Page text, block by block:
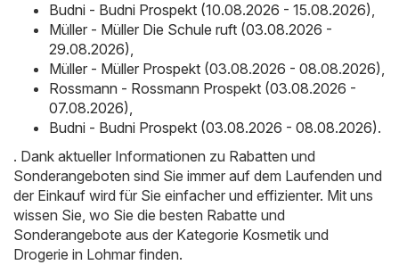
Budni - Budni Prospekt (10.08.2026 - 15.08.2026),
Müller - Müller Die Schule ruft (03.08.2026 -
29.08.2026),
Müller - Müller Prospekt (03.08.2026 - 08.08.2026),
Rossmann - Rossmann Prospekt (03.08.2026 -
07.08.2026),
Budni - Budni Prospekt (03.08.2026 - 08.08.2026).
. Dank aktueller Informationen zu Rabatten und
Sonderangeboten sind Sie immer auf dem Laufenden und
der Einkauf wird für Sie einfacher und effizienter. Mit uns
wissen Sie, wo Sie die besten Rabatte und
Sonderangebote aus der Kategorie Kosmetik und
Drogerie in Lohmar finden.